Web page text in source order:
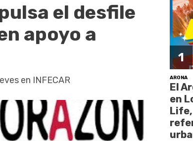
el desfile
apoyo a
en INFECAR
1
ARONA
El
en
Life,